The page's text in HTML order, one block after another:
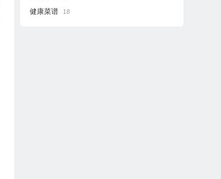
健康菜谱 18